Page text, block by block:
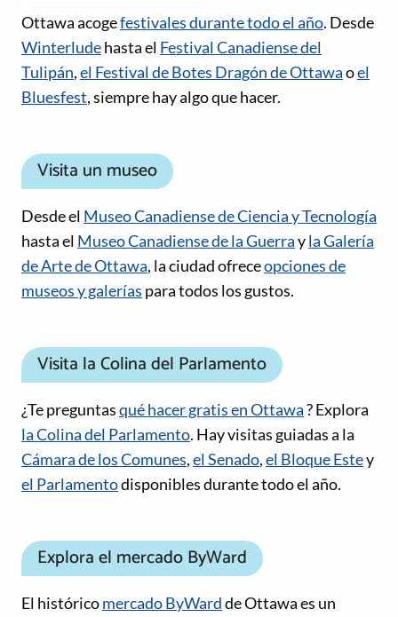
Ottawa acogefestivales durante todo el año. Desde
Winterludehasta el Festival Canadiense del
Tulipán,el Festival de Botes Dragón de Ottawaoel
Bluesfest, siempre hay algo que hacer.
Visita un museo
Desde el Museo Canadiense de Ciencia y Tecnología
hasta el Museo Canadiense de la Guerrayla Galería
de Arte de Ottawa, la ciudad ofreceopciones de
museos y galerías para todos los gustos.
Visita la Colina del Parlamento
¿Te preguntasqué hacer gratis en Ottawa? Explora
la Colina del Parlamento. Hay visitas guiadas a la
Cámara de los Comunes,el Senado,el Bloque Estey
el Parlamentodisponibles durante todo el año.
Explora el mercado ByWard
El históricomercado ByWardde Ottawa es un